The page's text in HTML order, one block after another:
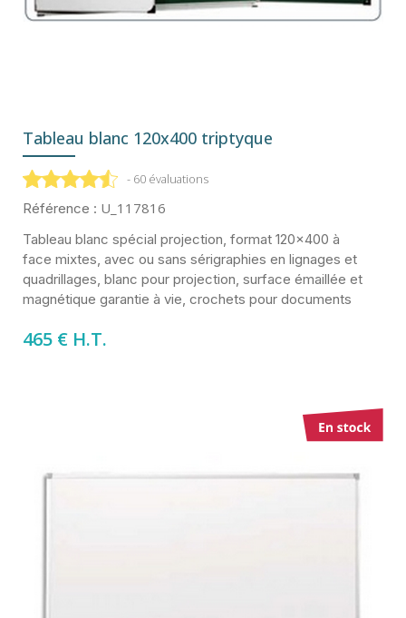
Tableau blanc 120x400 triptyque
- 60 évaluations
Référence : U_117816
Tableau blanc spécial projection, format 120x400 à
face mixtes, avec ou sans sérigraphies en lignages et
quadrillages, blanc pour projection, surface émaillée et
magnétique garantie à vie, crochets pour documents
465 € H.T.